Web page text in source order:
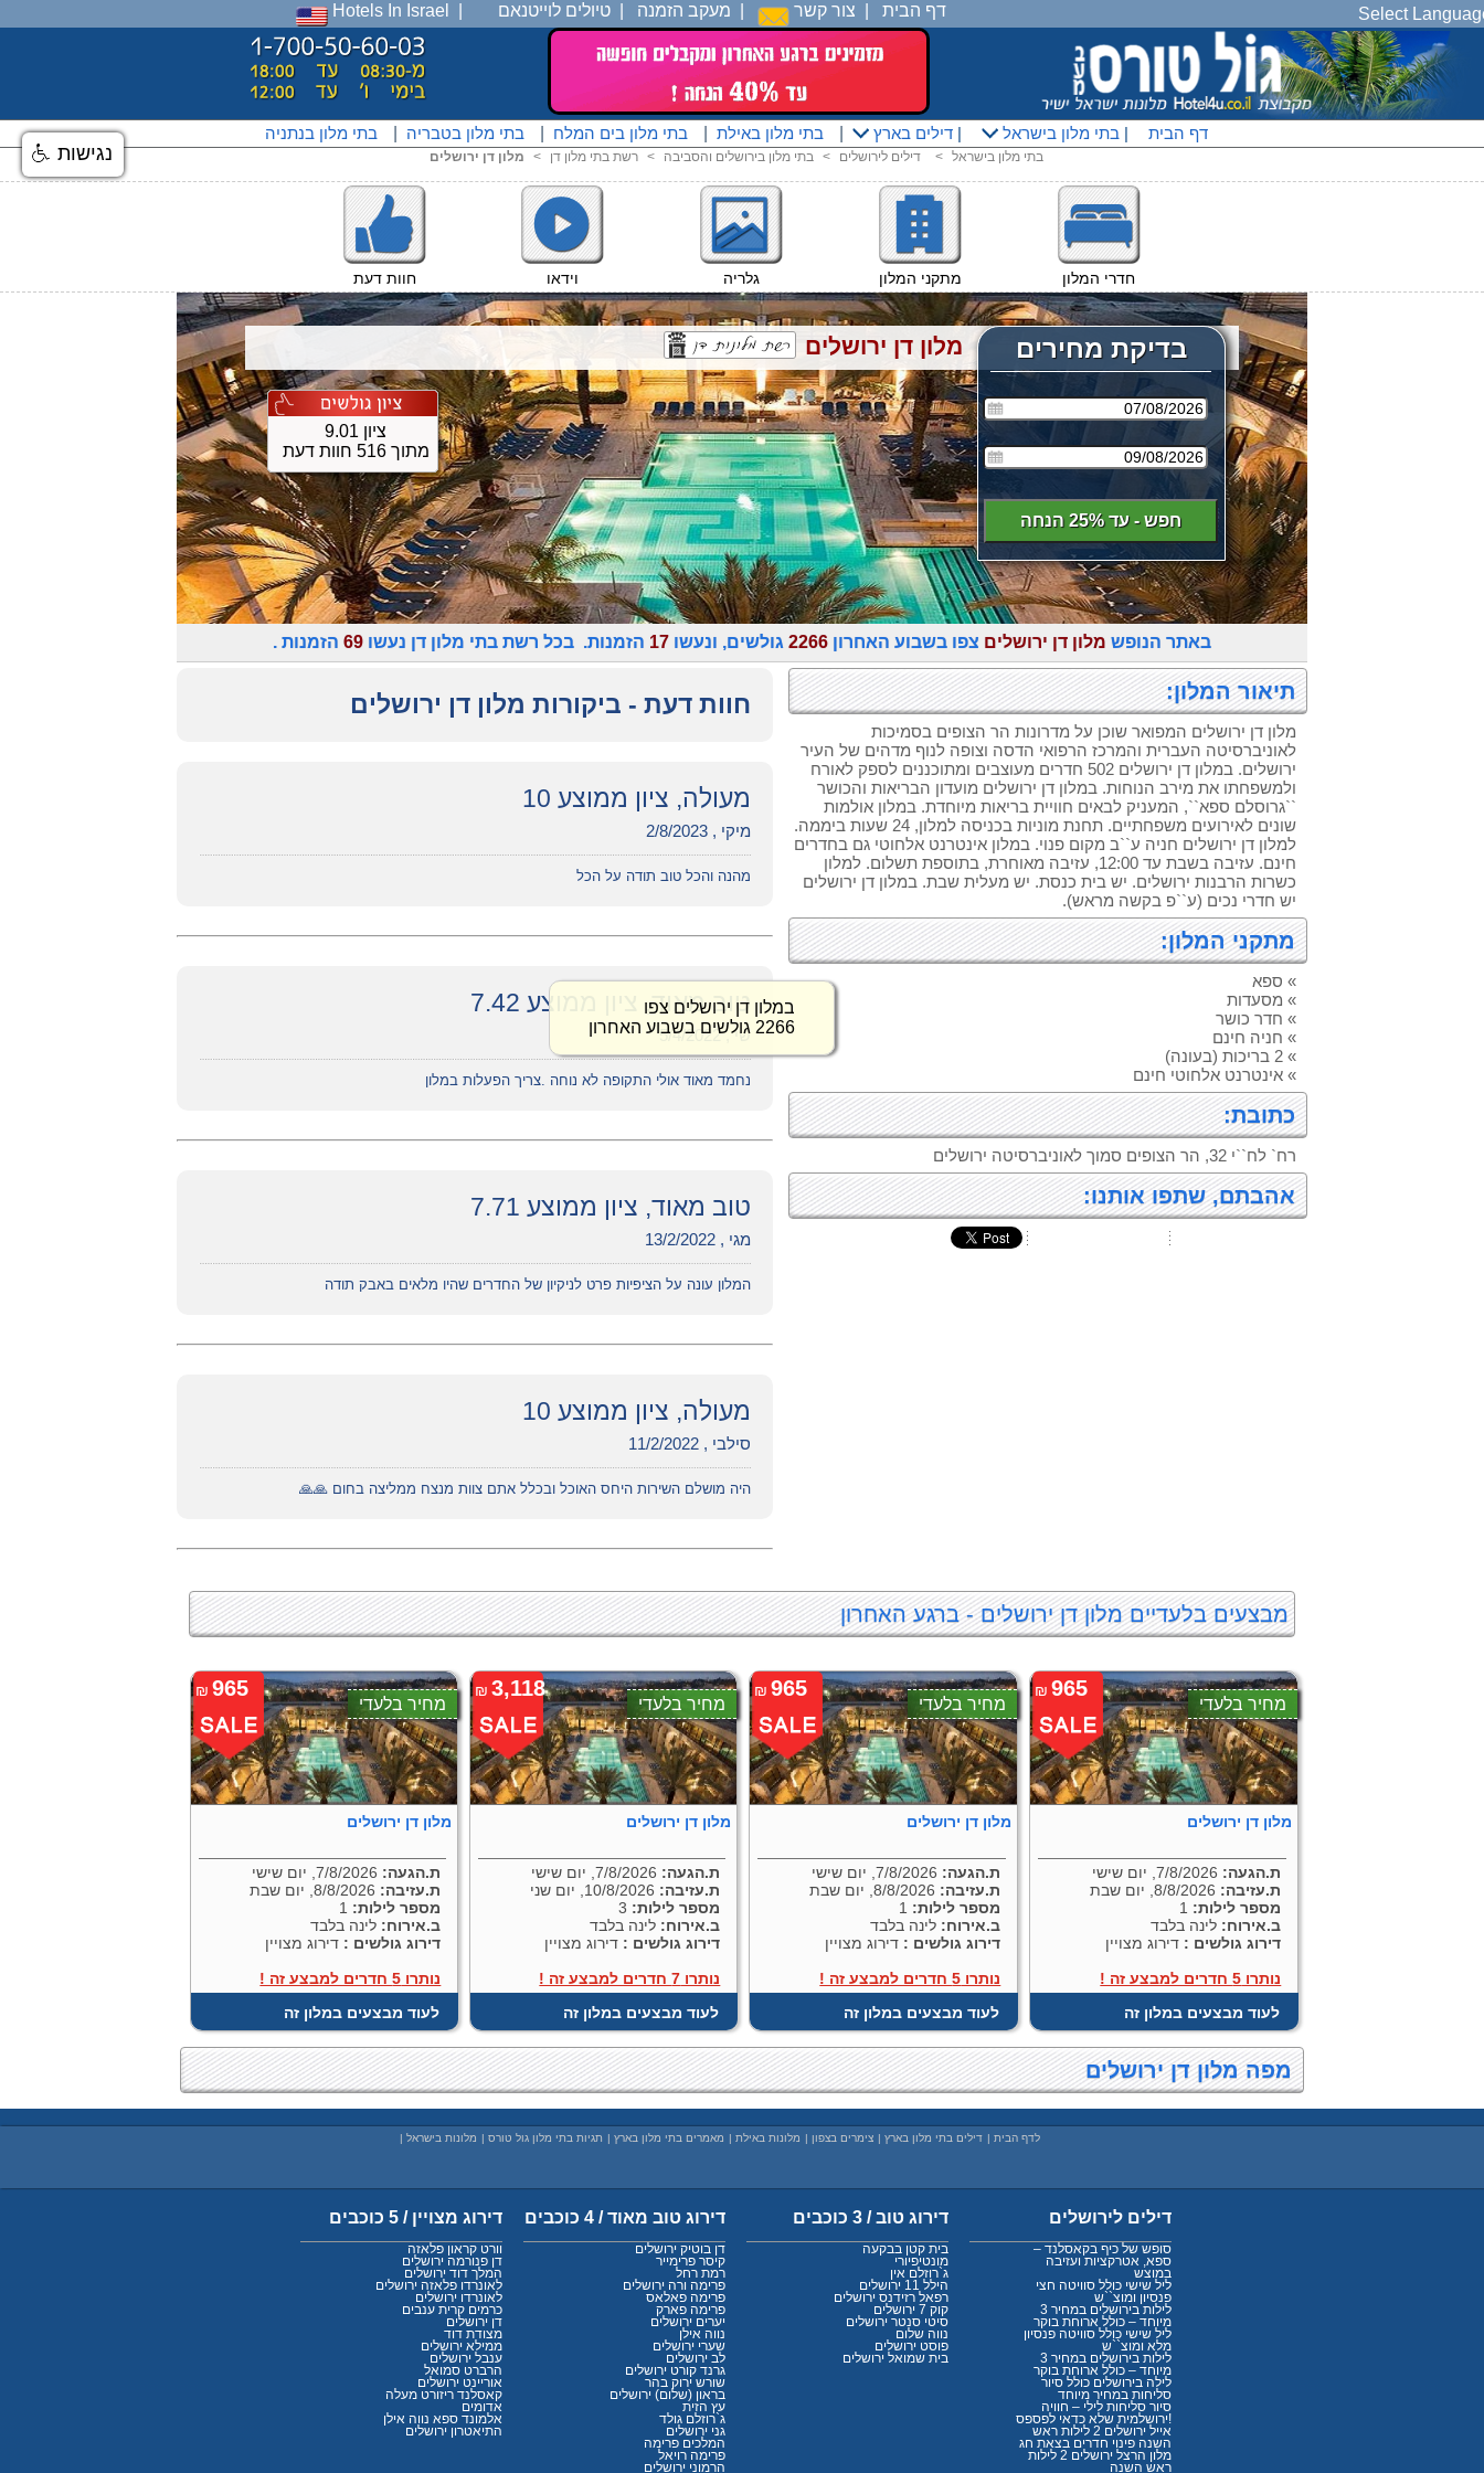
Hotels In Israel טיולים לוייטנאם| מעקב הזמנה צור קשר דף הבית Select
בתי מלון בנתניה בתי מלון בטבריה בתי מלון בים המלח בתי מלון באילת דילים בארץ | בתי מלון בישראל | דף הבית
מלון דן ירושלים < רשת בתי מלון דן < בתי מלון בירושלים והסביבה < דילים לירושלים < בתי מלון בישראל
חוות דעת וידאו גלריה מתקני המלון חדרי המלון
מלון דן ירושלים
ציון 9.01
מתוך 516 חוות דעת
בדיקת מחירים
חפש - עד 25% הנחה
באתר הנופש מלון דן ירושלים צפו בשבוע האחרון 2266 גולשים, ונעשו 17 הזמנות. בכל רשת בתי מלון דן נעשו 69 הזמנות .
חוות דעת - ביקורות מלון דן ירושלים
מעולה, ציון ממוצע 10
מיקי , 2/8/2023
מהנה והכל טוב תודה על הכל
טוב מאוד, ציון ממוצע 7.42
שי , 5/4/2022
נחמד מאוד אולי התקופה לא נוחה .צריך הפעלות במלון
טוב מאוד, ציון ממוצע 7.71
מגי , 13/2/2022
המלון עונה על הציפיות פרט לניקיון של החדרים שהיו מלאים באבק תודה
מעולה, ציון ממוצע 10
סילבי , 11/2/2022
היה מושלם השירות היחס האוכל ובכלל אתם צוות מנצח ממליצה בחום 🙏🙏
תיאור המלון:
מלון דן ירושלים המפואר שוכן על מדרונות הר הצופים בסמיכות
לאוניברסיטה העברית והמרכז הרפואי הדסה וצופה לנוף מדהים של העיר
ירושלים. במלון דן ירושלים 502 חדרים מעוצבים ומתוכננים לספק לאורח
ולמשפחתו את מירב הנוחות. במלון דן ירושלים מועדון הבריאות והכושר
``גרוסלם ספא``, המעניק לבאים חוויית בריאות מיוחדת. במלון אולמות
שונים לאירועים משפחתיים. תחנת מוניות בכניסה למלון, 24 שעות ביממה.
למלון דן ירושלים חניה ע``ב מקום פנוי. במלון אינטרנט אלחוטי גם בחדרים
חינם. עזיבה בשבת עד 12:00, עזיבה מאוחרת, בתוספת תשלום. למלון
כשרות הרבנות ירושלים. יש בית כנסת. יש מעלית שבת. במלון דן ירושלים
יש חדרי נכים (ע``פ בקשה מראש).
מתקני המלון:
» ספא
» מסעדות
» חדר כושר
» חניה חינם
» 2 בריכות (בעונה)
» אינטרנט אלחוטי חינם
כתובת:
רח` לח``י 32, הר הצופים סמוך לאוניברסיטה ירושלים
אהבתם, שתפו אותנו:
מבצעים בלעדיים מלון דן ירושלים - ברגע האחרון
965
₪
מחיר בלעדי
מלון דן ירושלים
ת.הגעה:
ת.עזיבה: 8/8/2026, יום שבת
מספר לילות:
ב.אירוח: לינה בלבד
דירוג גולשים : דירוג מצויין
נותרו 5 חדרים למבצע זה !
לעוד מבצעים במלון זה
965
₪
מחיר בלעדי
מלון דן ירושלים
ת.הגעה:
ת.עזיבה: 8/8/2026, יום שבת
מספר לילות:
ב.אירוח: לינה בלבד
דירוג גולשים : דירוג מצויין
נותרו 5 חדרים למבצע זה !
לעוד מבצעים במלון זה
3,118
₪
מחיר בלעדי
מלון דן ירושלים
ת.הגעה:
ת.עזיבה: 10/8/2026, יום שני
מספר לילות:
ב.אירוח: לינה בלבד
דירוג גולשים : דירוג מצויין
נותרו 7 חדרים למבצע זה !
לעוד מבצעים במלון זה
965
₪
מחיר בלעדי
מלון דן ירושלים
ת.הגעה:
ת.עזיבה: 8/8/2026, יום שבת
מספר לילות:
ב.אירוח: לינה בלבד
דירוג גולשים : דירוג מצויין
נותרו 5 חדרים למבצע זה !
לעוד מבצעים במלון זה
מפה מלון דן ירושלים
לדף הבית | דילים בתי מלון בארץ | צימרים בצפון | מלונות באילת | מאמרים בתי מלון בארץ | תגיות בתי מלון גול טורס | מלונות בישראל |
דילים לירושלים
סופש של כיף בקאסלנד –
ספא, אטרקציות ועזיבה
במוצש
ליל שישי כולל סוויטה חצי
פנסיון ומוצ``ש
3 לילות בירושלים במחיר
מיוחד – כולל ארוחת בוקר
ליל שישי כולל סוויטה פנסיון
מלא ומוצ``ש
3 לילות בירושלים במחיר
מיוחד – כולל ארוחת בוקר
לילה בירושלים כולל סיור
סליחות במחיר מיוחד
סיור סליחות לילי – חוויה
ירושלמית שלא כדאי לפספס!
אייל ירושלים 2 לילות ראש
השנה פינוי חדרים בצאת חג
מלון הרצל ירושלים 2 לילות
ראש השנה
דירוג טוב / 3 כוכבים
בית קטן בבקעה
מונטיפיורי
ג`רוזלם אין
הילל 11 ירושלים
רפאל רזידנס ירושלים
קוק 7 ירושלים
סיטי סנטר ירושלים
נווה שלום
פוסט ירושלים
בית שמואל ירושלים
דירוג טוב מאוד / 4 כוכבים
דן בוטיק ירושלים
קיסר פרימייר
רמת רחל
פרימה ורה ירושלים
פרימה פאלאס
פרימה פארק
יערים ירושלים
נווה אילן
שערי ירושלים
לב ירושלים
גרנד קורט ירושלים
שורש ירוק בהר
בראון (שלום) ירושלים
עץ הזית
ג`רוזלם גולד
גני ירושלים
המלכים פרימה
פרימה רויאל
הרמוני ירושלים
דירוג מצויין / 5 כוכבים
וורט קראון פלאזה
דן פנורמה ירושלים
המלך דוד ירושלים
לאונרדו פלאזה ירושלים
לאונרדו ירושלים
כרמים קרית ענבים
דן ירושלים
מצודת דוד
ממילא ירושלים
ענבל ירושלים
הרברט סמואל
אוריינט ירושלים
קאסלנד ריזורט מעלה
אדומים
אלמונד ספא נווה אילן
התיאטרון ירושלים
במלון דן ירושלים צפו
2266 גולשים בשבוע האחרון
נגישות